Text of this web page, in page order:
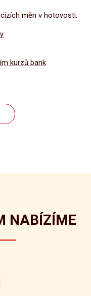
měn v hotovosti.
kurzů bank
NABÍZÍME